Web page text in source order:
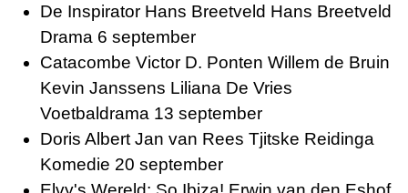
De Inspirator Hans Breetveld Hans Breetveld
Drama 6 september
Catacombe Victor D. Ponten Willem de Bruin
Kevin Janssens Liliana De Vries
Voetbaldrama 13 september
Doris Albert Jan van Rees Tjitske Reidinga
Komedie 20 september